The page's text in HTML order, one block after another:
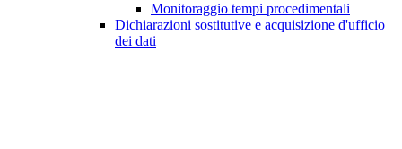
Monitoraggio tempi procedimentali
Dichiarazioni sostitutive e acquisizione d'ufficio
dei dati